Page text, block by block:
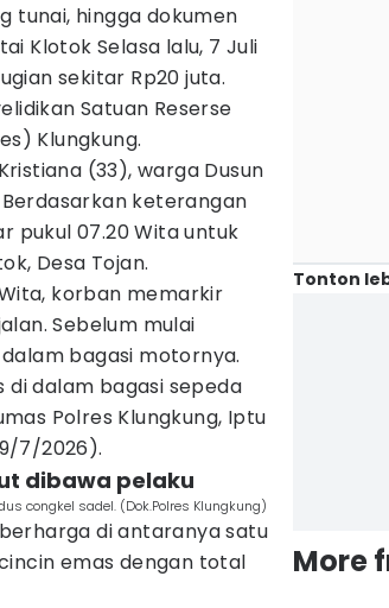
tunai, hingga dokumen
Klotok Selasa lalu, 7 Juli
sekitar Rp20 juta.
Satuan Reserse
Klungkung.
(33), warga Dusun
Berdasarkan keterangan
pukul 07.20 Wita untuk
Desa Tojan.
korban memarkir
Sebelum mulai
bagasi motornya.
di dalam bagasi sepeda
Polres Klungkung, Iptu
7/2026).
dibawa pelaku
congkel sadel. (Dok.Polres Klungkung)
di antaranya satu
emas dengan total
Tonton
More